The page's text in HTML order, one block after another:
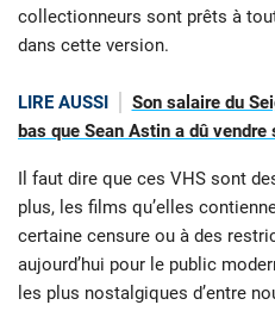
collectionneurs sont prêts à
dans cette version.
LIRE AUSSI
Son salaire du
bas que Sean Astin a dû vendre
Il faut dire que ces VHS sont
plus, les films qu’elles
certaine censure ou à des
aujourd’hui pour le public
les plus nostalgiques d’entre